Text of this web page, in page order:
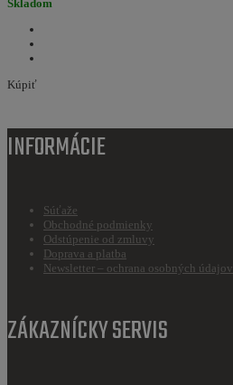
Skladom
Kúpiť
INFORMÁCIE
Súťaže
Obchodné podmienky
Odstúpenie od zmluvy
Doprava a platba
Newsletter – ochrana osobných údajov
ZÁKAZNÍCKY SERVIS